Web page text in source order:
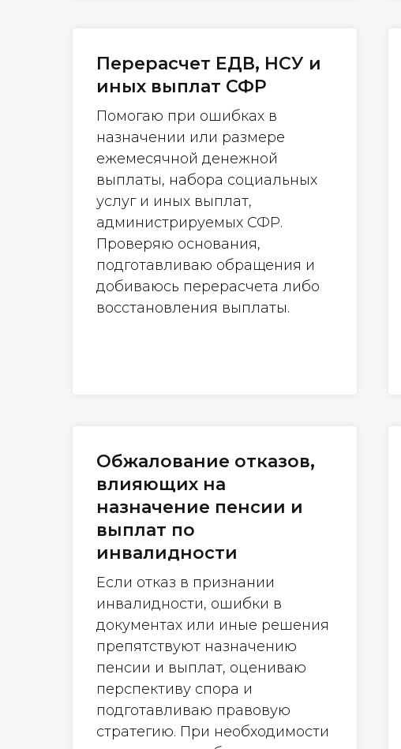
Перерасчет ЕДВ, НСУ и
иных выплат СФР
Помогаю при ошибках в
назначении или размере
ежемесячной денежной
выплаты, набора социальных
услуг и иных выплат,
администрируемых СФР.
Проверяю основания,
подготавливаю обращения и
добиваюсь перерасчета либо
восстановления выплаты.
Обжалование отказов,
влияющих на
назначение пенсии и
выплат по
инвалидности
Если отказ в признании
инвалидности, ошибки в
документах или иные решения
препятствуют назначению
пенсии и выплат, оцениваю
перспективу спора и
подготавливаю правовую
стратегию. При необходимости